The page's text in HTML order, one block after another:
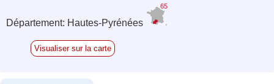
Département: Hautes-Pyrénées
65
Visualiser sur la carte